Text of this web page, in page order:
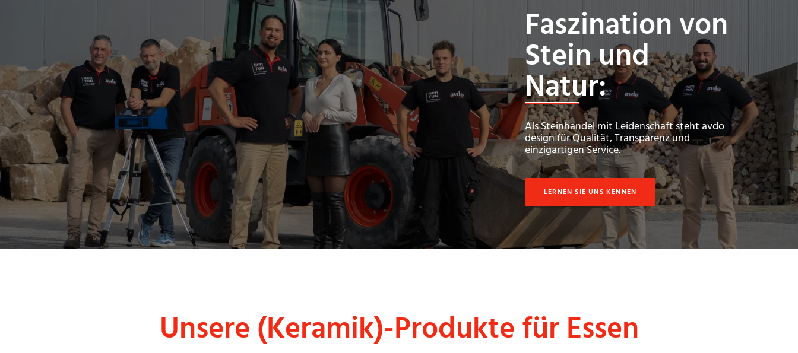
Faszination von
Stein und
Natur:
Als Steinhandel mit Leidenschaft steht avdo
design für Qualität, Transparenz und
einzigartigen Service.
LERNEN SIE UNS KENNEN
Unsere (Keramik)-Produkte für Essen